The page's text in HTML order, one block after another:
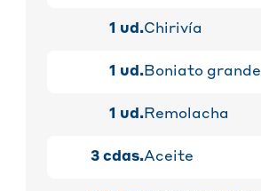
1 ud.Chirivía
1 ud.Boniato grande
1 ud.Remolacha
3 cdas.Aceite